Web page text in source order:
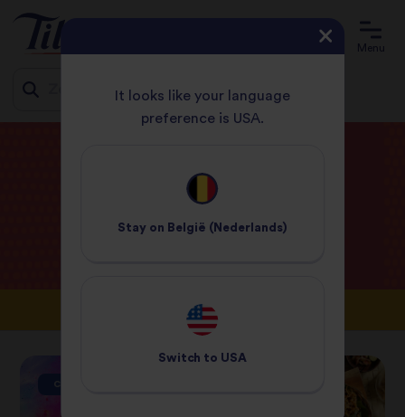
Menu
Blog van
CAMPAGNES
It looks like your language
preference is USA.
Stay on België (Nederlands)
Switch to USA